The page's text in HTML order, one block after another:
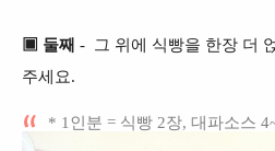
▣ 둘째 - 그 위에 식빵을 한장 더
주세요.
* 1인분 = 식빵 2장, 대파소스